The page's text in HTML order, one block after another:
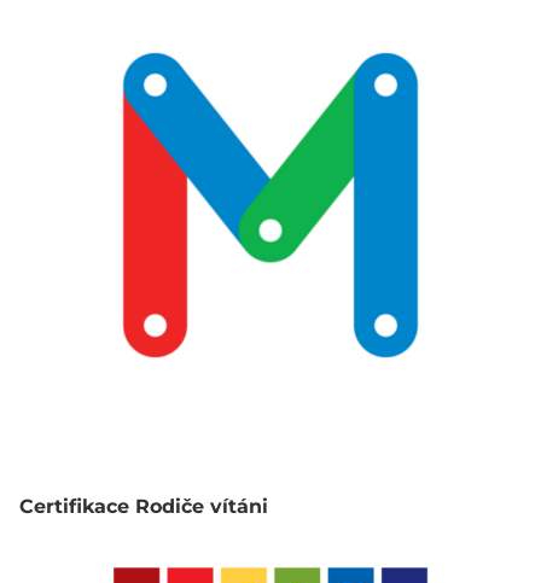
Certifikace Rodiče vítáni